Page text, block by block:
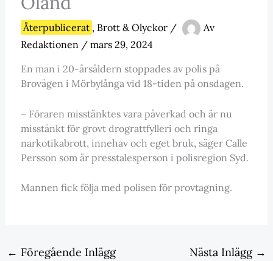
Återpublicerat , Brott & Olyckor/
Av
Redaktionen / mars 29, 2024
En man i 20-årsåldern stoppades av polis på
Brovägen i Mörbylånga vid 18-tiden på onsdagen.
– Föraren misstänktes vara påverkad och är nu
misstänkt för grovt drograttfylleri och ringa
narkotikabrott, innehav och eget bruk, säger Calle
Persson som är presstalesperson i polisregion Syd.
Mannen fick följa med polisen för provtagning.
← Föregående Inlägg Nästa Inlägg →